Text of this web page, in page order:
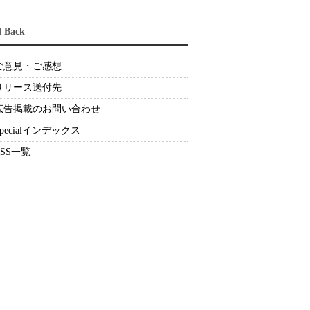
Back
意見・ご感想
リース送付先
告掲載のお問い合わせ
インデックス
一覧